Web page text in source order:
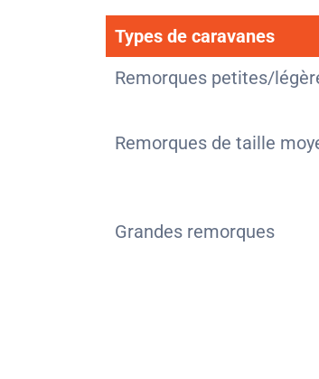
Types de caravanes
Remorques petites/
Remorques de taille
Grandes remorques